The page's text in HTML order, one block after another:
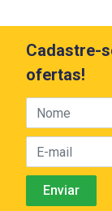
Cadastre-
ofertas!